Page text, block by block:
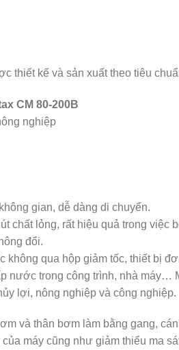
thiết kế và sản xuất theo tiêu
CM 80-200B
nghiệp
gian, dễ dàng di chuyển.
chất lỏng, rất hiệu quả trong việc
đổi.
qua hộp giảm tốc, thiết bị
nước trong công trình, nhà
lợi, nông nghiệp và công nghiệp.
và thân bơm làm bằng gang,
máy cũng như giảm thiểu ma